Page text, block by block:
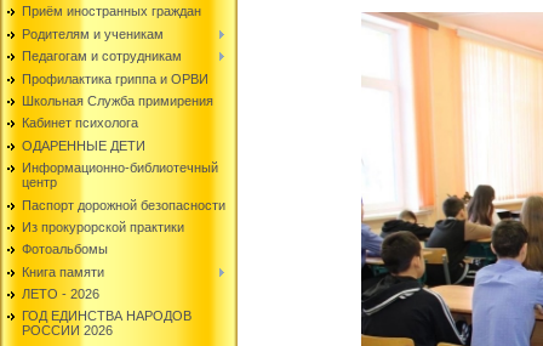
Приём иностранных граждан
Родителям и ученикам
Педагогам и сотрудникам
Профилактика гриппа и ОРВИ
Школьная Служба примирения
Кабинет психолога
ОДАРЕННЫЕ ДЕТИ
Информационно-библиотечный
центр
Паспорт дорожной безопасности
Из прокурорской практики
Фотоальбомы
Книга памяти
ЛЕТО - 2026
ГОД ЕДИНСТВА НАРОДОВ
РОССИИ 2026